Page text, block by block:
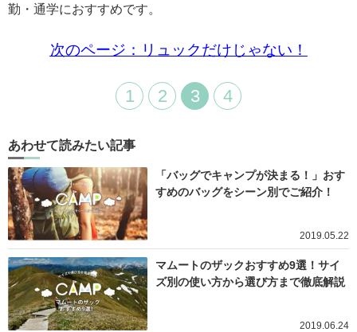
勤・通学におすすめです。
次のページ：リュックだけじゃない！
1 2 3 4
あわせて読みたい記事
「バッグでキャンプが決まる！」おす
すめのバッグをシーン別でご紹介！
2019.05.22
マムートのザックおすすめ9選！サイ
ズ別の使い方から選び方まで徹底解説
2019.06.24